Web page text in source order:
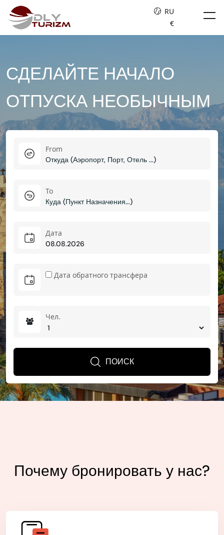
RU
€
СДЕЛАЙТЕ НАЧАЛО
ОТПУСКА НЕОБЫЧНЫМ
From
To
Дата
Дата обратного трансфера
Чел.
ПОИСК
Почему бронировать у нас?